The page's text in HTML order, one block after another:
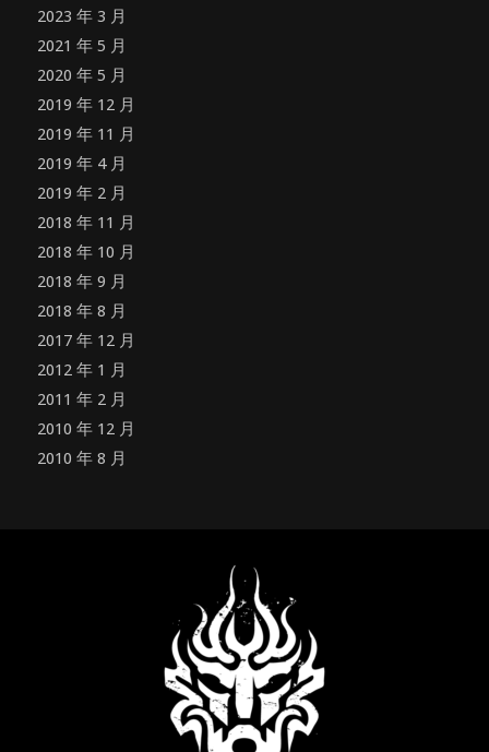
2023 年 3 月
2021 年 5 月
2020 年 5 月
2019 年 12 月
2019 年 11 月
2019 年 4 月
2019 年 2 月
2018 年 11 月
2018 年 10 月
2018 年 9 月
2018 年 8 月
2017 年 12 月
2012 年 1 月
2011 年 2 月
2010 年 12 月
2010 年 8 月